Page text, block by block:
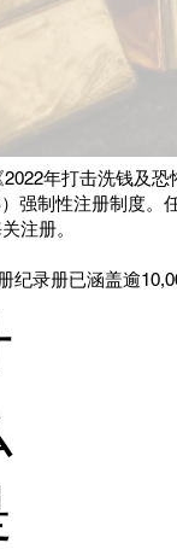
2022年打击洗钱及
强制性注册制度。
注册。
纪录册已涵盖逾